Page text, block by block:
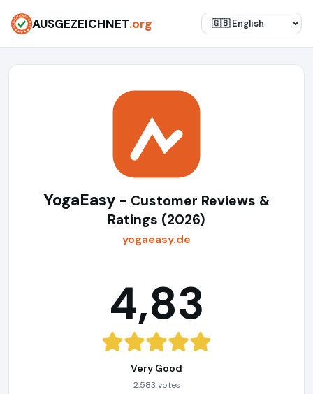
AUSGEZEICHNET.org
YogaEasy - Customer Reviews &
Ratings (2026)
yogaeasy.de
4,83
Very Good
2.583 votes